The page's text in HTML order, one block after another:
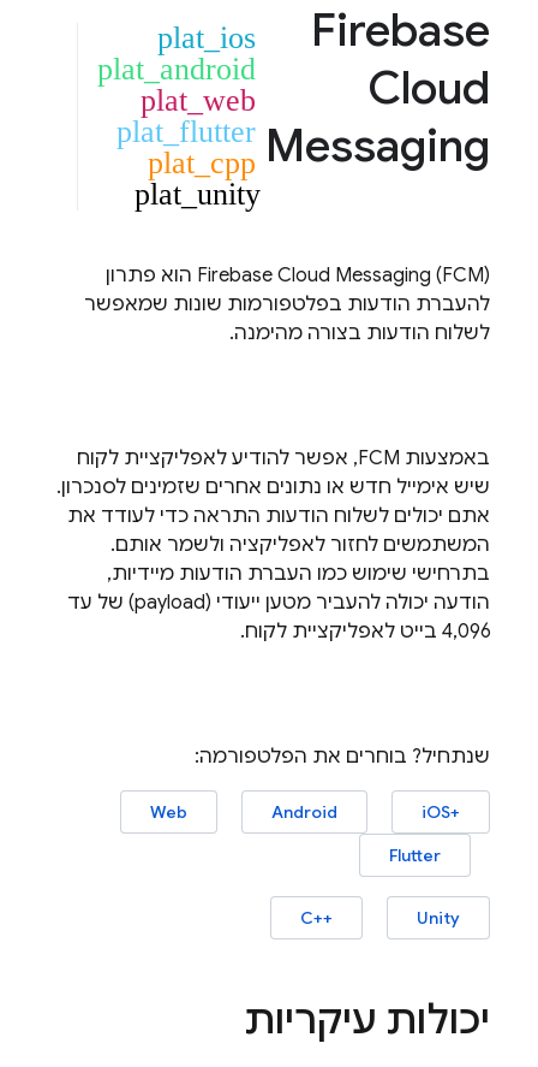
Firebase
Cloud
Messaging
plat_ios
plat_android
plat_web
plat_flutter
plat_cpp
plat_unity
Firebase Cloud Messaging (FCM
) הוא פתרון
להעברת הודעות בפלטפורמות שונות שמאפשר
לשלוח הודעות בצורה מהימנה.
באמצעות FCM, אפשר להודיע לאפליקציית לקוח
שיש אימייל חדש או נתונים אחרים שזמינים לסנכרון.
אתם יכולים לשלוח הודעות התראה כדי לעודד את
המשתמשים לחזור לאפליקציה ולשמר אותם.
בתרחישי שימוש כמו העברת הודעות מיידיות,
הודעה יכולה להעביר מטען ייעודי (payload) של עד
4,096 בייט לאפליקציית לקוח.
שנתחיל? בוחרים את הפלטפורמה:
iOS+‎
Android
Web
Flutter
Unity
C++‎
יכולות עיקריות